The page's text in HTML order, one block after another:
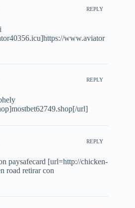
REPLY
www.aviator
REPLY
url]
REPLY
paysafecard [url=http://chicken-
road retirar con